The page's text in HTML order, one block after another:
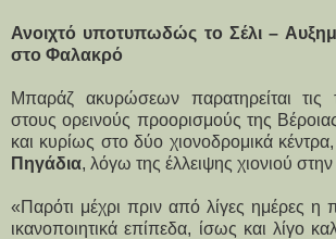
Ανοιχτό υποτυπωδώς το Σέλι –
στο Φαλακρό
Μπαράζ ακυρώσεων παρατηρείται τις
στους ορεινούς προορισμούς της
και κυρίως στο δύο χιονοδρομικά
Πηγάδια, λόγω της έλλειψης χιονιού
«Παρότι μέχρι πριν από λίγες ημέρες η
ικανοποιητικά επίπεδα, ίσως και λίγο